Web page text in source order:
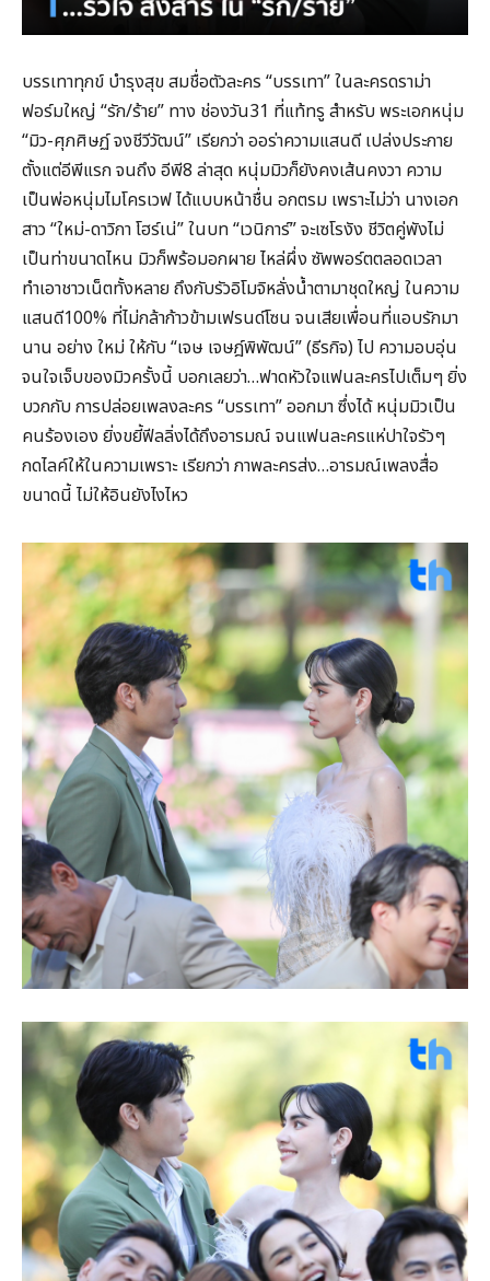
บรรเทาทุกข์ บำรุงสุข สมชื่อตัวละคร “บรรเทา” ในละครดราม่า
ฟอร์มใหญ่ “รัก/ร้าย” ทาง ช่องวัน31 ที่แท้ทรู สำหรับ พระเอกหนุ่ม
“มิว-ศุภศิษฏ์ จงชีวีวัฒน์” เรียกว่า ออร่าความแสนดี เปล่งประกาย
ตั้งแต่อีพีแรก จนถึง อีพี8 ล่าสุด หนุ่มมิวก็ยังคงเส้นคงวา ความ
เป็นพ่อหนุ่มไมโครเวฟ ได้แบบหน้าชื่น อกตรม เพราะไม่ว่า นางเอก
สาว “ใหม่-ดาวิกา โฮร์เน่” ในบท “เวนิการ์” จะเซโรงัง ชีวิตคู่พังไม่
เป็นท่าขนาดไหน มิวก็พร้อมอกผาย ไหล่ผึ่ง ซัพพอร์ตตลอดเวลา
ทำเอาชาวเน็ตทั้งหลาย ถึงกับรัวอิโมจิหลั่งน้ำตามาชุดใหญ่ ในความ
แสนดี100% ที่ไม่กล้าก้าวข้ามเฟรนด์โซน จนเสียเพื่อนที่แอบรักมา
นาน อย่าง ใหม่ ให้กับ “เจษ เจษฎ์พิพัฒน์” (ธีรกิจ) ไป ความอบอุ่น
จนใจเจ็บของมิวครั้งนี้ บอกเลยว่า…ฟาดหัวใจแฟนละครไปเต็มๆ ยิ่ง
บวกกับ การปล่อยเพลงละคร “บรรเทา” ออกมา ซึ่งได้ หนุ่มมิวเป็น
คนร้องเอง ยิ่งขยี้ฟีลลิ่งได้ถึงอารมณ์ จนแฟนละครแห่ปาใจรัวๆ
กดไลค์ให้ในความเพราะ เรียกว่า ภาพละครส่ง…อารมณ์เพลงสื่อ
ขนาดนี้ ไม่ให้อินยังไงไหว